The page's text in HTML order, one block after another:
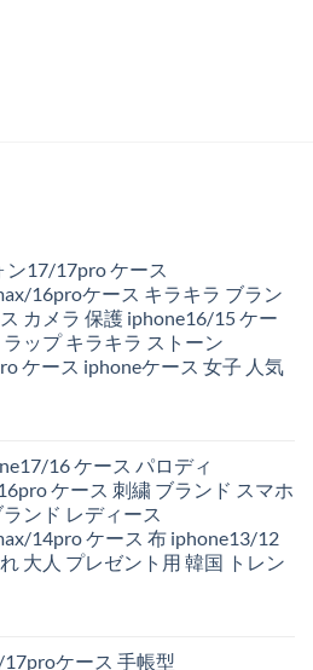
ン17/17pro ケース
16proケース キラキラ ブラン
カメラ 保護 iphone16/15 ケー
ップ キラキラ ストーン
ケース iphoneケース 女子 人気
16 ケース パロディ
ケース 刺繍 ブランド スマホ
ンド レディース
14pro ケース 布 iphone13/12
大人 プレゼント用 韓国 トレン
ケース 手帳型